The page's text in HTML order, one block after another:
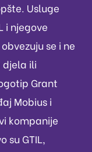
Usluge
i njegove
se i ne
djela ili
Grant
Mobius i
kompanije
su GTIL,